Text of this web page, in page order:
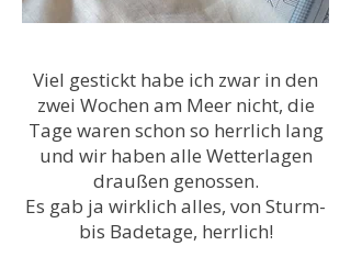
Viel gestickt habe ich zwar in den
zwei Wochen am Meer nicht, die
Tage waren schon so herrlich lang
und wir haben alle Wetterlagen
draußen genossen.
Es gab ja wirklich alles, von Sturm-
bis Badetage, herrlich!